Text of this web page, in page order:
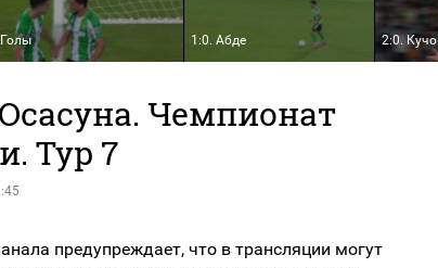
Голы 1:0. Абде 2:0. Кучо
Чемпионат
Тур 7
предупреждает, что в трансляции могут